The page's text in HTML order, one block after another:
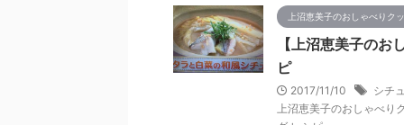
上沼恵美子のおしゃべりク
【上沼恵美子の
ピ
2017/11/10 シチ
上沼恵美子のおしゃべり